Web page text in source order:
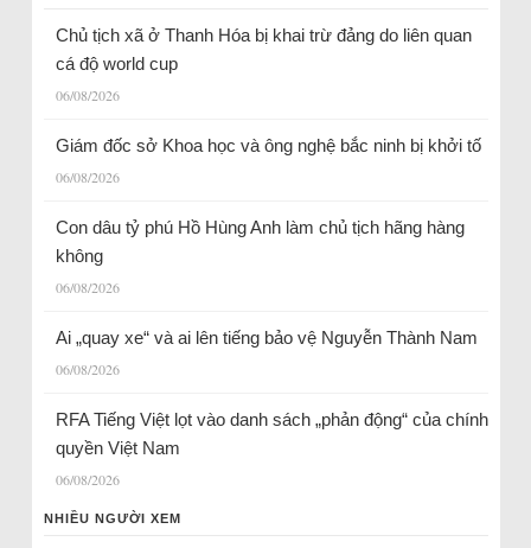
Chủ tịch xã ở Thanh Hóa bị khai trừ đảng do liên quan
cá độ world cup
06/08/2026
Giám đốc sở Khoa học và ông nghệ bắc ninh bị khởi tố
06/08/2026
Con dâu tỷ phú Hồ Hùng Anh làm chủ tịch hãng hàng
không
06/08/2026
Ai „quay xe“ và ai lên tiếng bảo vệ Nguyễn Thành Nam
06/08/2026
RFA Tiếng Việt lọt vào danh sách „phản động“ của chính
quyền Việt Nam
06/08/2026
NHIỀU NGƯỜI XEM